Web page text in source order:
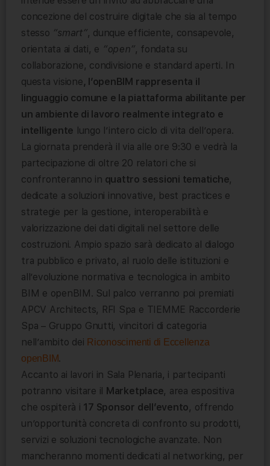
concezione del costruire digitale che sia al tempo
stesso “smart”, dunque efficiente, consapevole,
orientata ai dati, e “open”, fondata su
collaborazione, condivisione e standard aperti. In
questa visione, l’openBIM rappresenta il
linguaggio comune e la piattaforma abilitante per
un ambiente di lavoro realmente integrato e
intelligente lungo l’intero ciclo di vita dell’opera.
La giornata prenderà il via alle ore 9:30 e vedrà la
partecipazione di oltre 20 relatori che si
confronteranno in quattro sessioni tematiche,
dedicate a soluzioni innovative, best practices e
strategie per la gestione, interoperabilità e
valorizzazione dei dati digitali nel settore delle
costruzioni. Ampio spazio sarà dedicato al dialogo
tra pubblico e privato, al ruolo delle istituzioni e
all’evoluzione normativa e tecnologica in ambito
BIM e openBIM. Sul palco verranno poi premiati
APCV Architects, RFI Spa e TIEMME Raccorderie
Spa – Gruppo Gnutti, vincitori di categoria
nell’ambito dei Riconoscimenti di Eccellenza
openBIM.
Accanto ai lavori in Sala Plenaria, i partecipanti
potranno visitare il
Marketplace, area espositiva
che ospiterà i 17 Sponsor dell’evento, offrendo
un’opportunità concreta di confronto su prodotti,
servizi e soluzioni tecnologiche avanzate. Non
mancheranno momenti dedicati al networking, per